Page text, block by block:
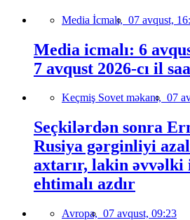
Media İcmalı, 07 avqust,
Media icmalı: 6
7 avqust 2026-cı il
Keçmiş Sovet məkanı, 07
Seçkilərdən sonra
Rusiya gərginliyi
axtarır, lakin əvvəlki
ehtimalı azdır
Avropa, 07 avqust, 09:23